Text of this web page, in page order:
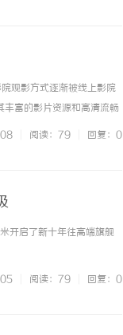
观影方式逐渐被线上影院
富的影片资源和高清流畅
门的好莱坞电影以及各种
阅读：79 回复：0
开启了新十年往高端旗舰
阅读：79 回复：0